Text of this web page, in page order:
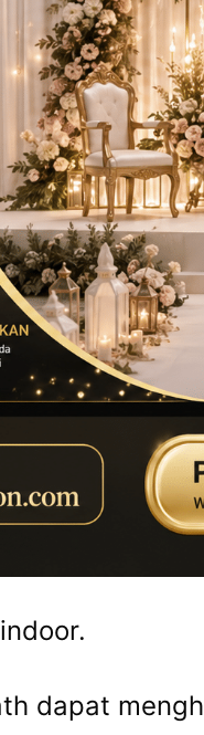
dapat